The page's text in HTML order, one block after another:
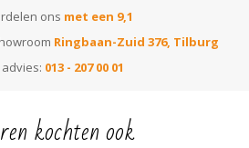
ons met een 9,1
Ringbaan-Zuid 376, Tilburg
013 - 207 00 01
kochten ook